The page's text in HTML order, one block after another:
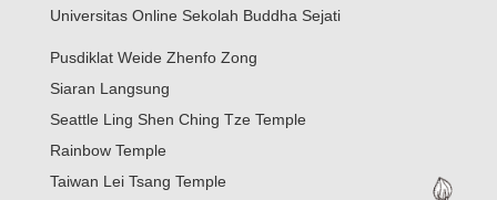
Universitas Online Sekolah Buddha Sejati
Pusdiklat Weide Zhenfo Zong
Siaran Langsung
Seattle Ling Shen Ching Tze Temple
Rainbow Temple
Taiwan Lei Tsang Temple